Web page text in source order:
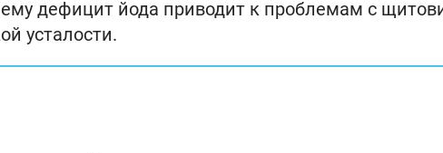
дефицит йода приводит к проблемам с
усталости.